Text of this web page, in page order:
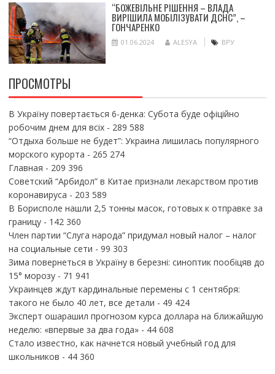
“БОЖЕВІЛЬНЕ РІШЕННЯ – ВЛАДА
ВИРІШИЛА МОБІЛІЗУВАТИ ДСНС”, –
ГОНЧАРЕНКО
01.06.2024 ALESYA ВРУ
ПРОСМОТРЫ
В Україну повертається 6-денка: Субота буде офіційно
робочим днем для всіх- 289 588
“Отдыха больше не будет”: Украина лишилась популярного
морского курорта - 265 274
Главная - 209 396
Советский “Арбидол” в Китае признали лекарством против
коронавируса - 203 589
В Борисполе нашли 2,5 тонны масок, готовых к отправке за
границу- 142 360
Член партии “Слуга народа” придумал новый налог – налог
на социальные сети - 99 303
Зима повернеться в Україну в березні: синоптик пообіцяв до
15° морозу- 71 941
Украинцев ждут кардинальные перемены с 1 сентября:
такого не было 40 лет, все детали - 49 424
Эксперт ошарашил прогнозом курса доллара на ближайшую
неделю: «впервые за два года»- 44 608
Стало известно, как начнется новый учебный год для
школьников - 44 360